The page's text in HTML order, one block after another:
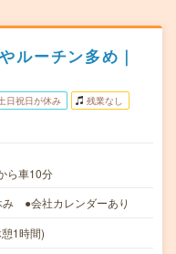
ルーチン多め｜
日祝日が休み 残業なし
ら車10分
●会社カレンダーあり
1時間)